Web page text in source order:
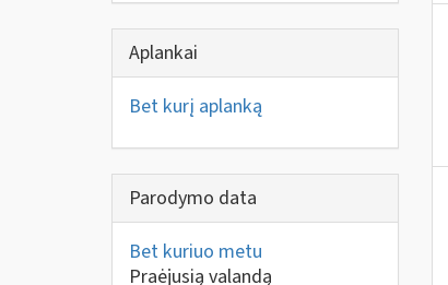
Aplankai
Bet kurį aplanką
Parodymo data
Bet kuriuo metu
Praėjusią valandą